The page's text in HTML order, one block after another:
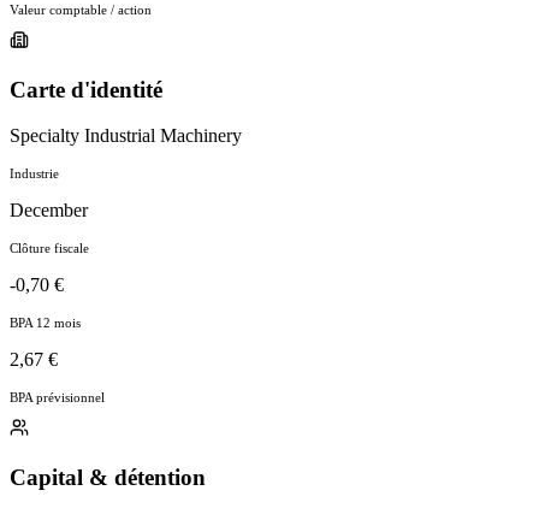
Valeur comptable / action
Carte d'identité
Specialty Industrial Machinery
Industrie
December
Clôture fiscale
-0,70 €
BPA 12 mois
2,67 €
BPA prévisionnel
Capital & détention